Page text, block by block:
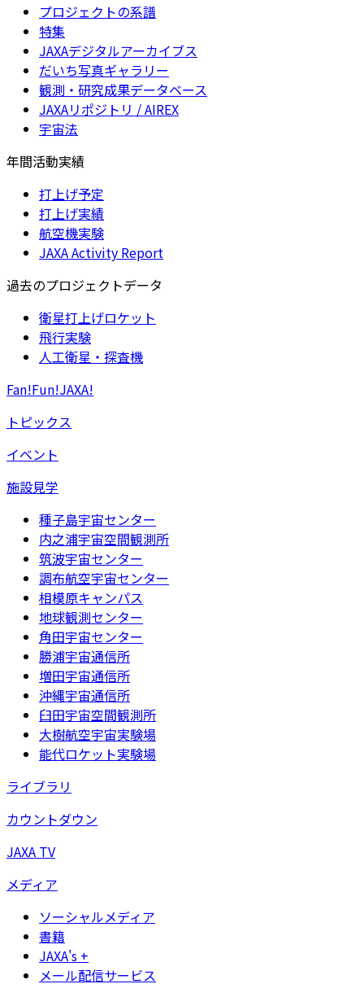
プロジェクトの系譜
特集
JAXAデジタルアーカイブス
だいち写真ギャラリー
観測・研究成果データベース
JAXAリポジトリ / AIREX
宇宙法
年間活動実績
打上げ予定
打上げ実績
航空機実験
JAXA Activity Report
過去のプロジェクトデータ
衛星打上げロケット
飛行実験
人工衛星・探査機
Fan!Fun!JAXA!
トピックス
イベント
施設見学
種子島宇宙センター
内之浦宇宙空間観測所
筑波宇宙センター
調布航空宇宙センター
相模原キャンパス
地球観測センター
角田宇宙センター
勝浦宇宙通信所
増田宇宙通信所
沖縄宇宙通信所
臼田宇宙空間観測所
大樹航空宇宙実験場
能代ロケット実験場
ライブラリ
カウントダウン
JAXA TV
メディア
ソーシャルメディア
書籍
JAXA's +
メール配信サービス